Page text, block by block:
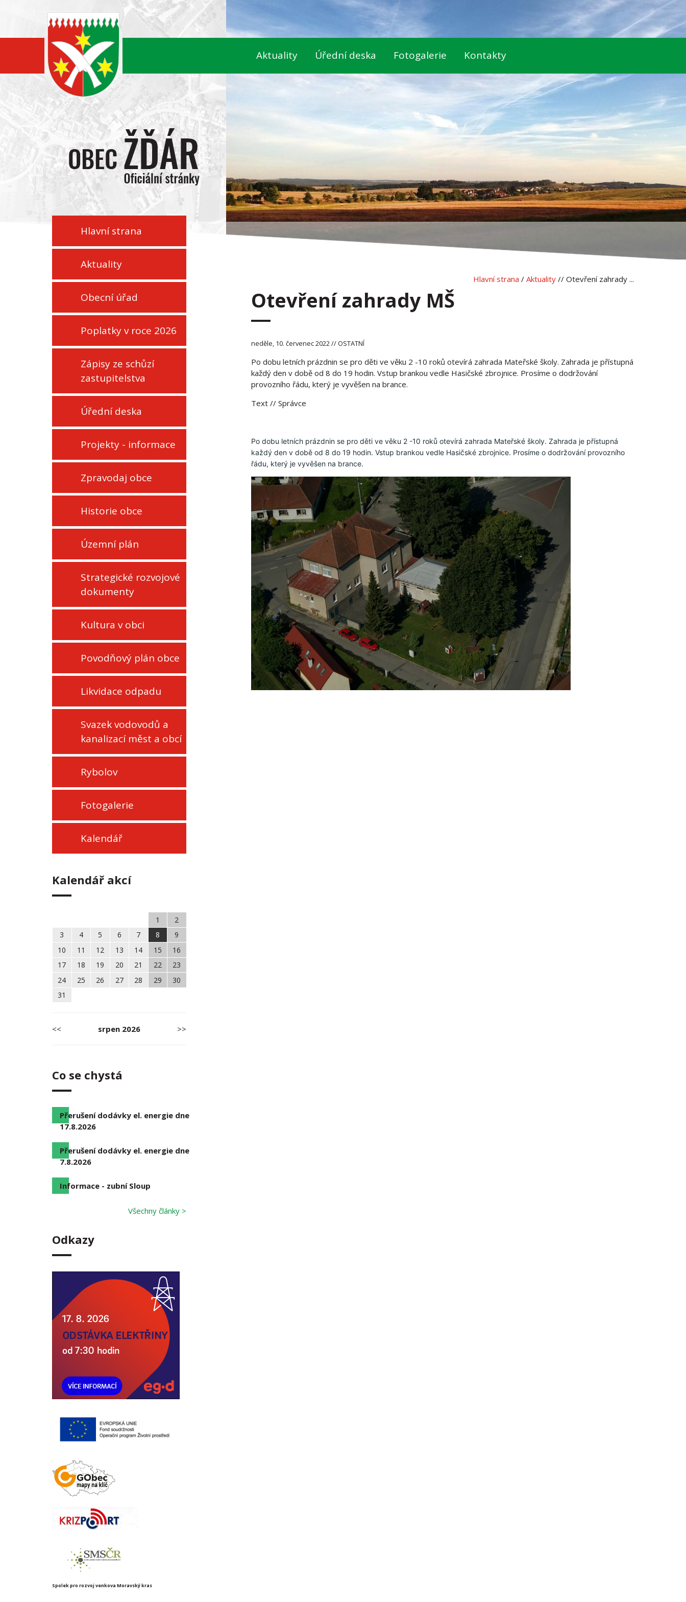
Aktuality Úřední deska Fotogalerie Kontakty
Hlavní strana
Aktuality
Obecní úřad
Poplatky v roce 2026
Zápisy ze schůzí
zastupitelstva
Úřední deska
Projekty - informace
Zpravodaj obce
Historie obce
Územní plán
Strategické rozvojové
dokumenty
Kultura v obci
Povodňový plán obce
Likvidace odpadu
Svazek vodovodů a
kanalizací měst a obcí
Rybolov
Fotogalerie
Kalendář
Kalendář akcí
1
2
3
4 5 6 7 8
9
10
11 12 13 14 15
16
17
18 19 20 21 22
23
24
25 26 27 28 29
30
31
<< srpen 2026 >>
Co se chystá
Přerušení dodávky el. energie dne
17.8.2026
Přerušení dodávky el. energie dne
7.8.2026
Informace - zubní Sloup
Všechny články >
Odkazy
Spolek pro rozvoj venkova Moravský kras
Hlavní strana / Aktuality // Otevření zahrady ...
Otevření zahrady MŠ
neděle, 10. červenec 2022 // OSTATNÍ
Po dobu letních prázdnin se pro děti ve věku 2 -10 roků otevírá zahrada Mateřské školy. Zahrada je přístupná
každý den v době od 8 do 19 hodin. Vstup brankou vedle Hasičské zbrojnice. Prosíme o dodržování
provozního řádu, který je vyvěšen na brance.
Text // Správce
Po dobu letních prázdnin se pro děti ve věku 2 -10 roků otevírá zahrada Mateřské školy. Zahrada je přístupná
každý den v době od 8 do 19 hodin. Vstup brankou vedle Hasičské zbrojnice. Prosíme o dodržování provozního
řádu, který je vyvěšen na brance.